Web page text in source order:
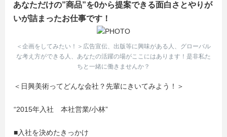
あなただけの”商品”を0から提案できる面白さとやりが
いが詰まったお仕事です！
＜企画をしてみたい！＞広告宣伝、出版等に興味がある人、グローバル
な考え方ができる人、あなたの活躍の場がここにはあります！是非私た
ちと一緒に働きませんか？
＜日興美術ってどんな会社？先輩にきいてみよう！＞
“2015年入社 本社営業/小林”
■入社を決めたきっかけ